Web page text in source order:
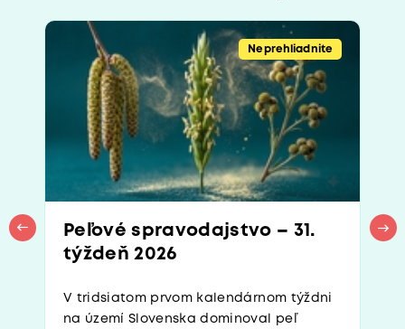
Peľové spravodajstvo – 31.
týždeň 2026
V tridsiatom prvom kalendárnom týždni
na území Slovenska dominoval peľ
Neprehliadnite